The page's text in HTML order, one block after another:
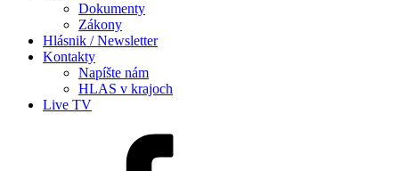
Dokumenty
Zákony
Hlásnik / Newsletter
Kontakty
Napíšte nám
HLAS v krajoch
Live TV